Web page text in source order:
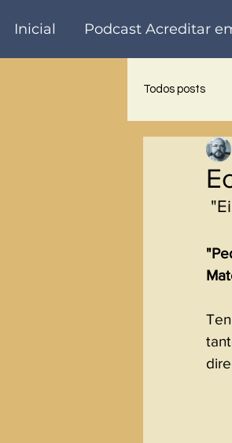
Inicial Podcast Acreditar
Todos posts
Trabalho